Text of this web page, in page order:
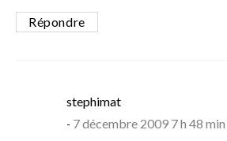
Répondre
stephimatsays:
7 décembre 2009 7 h 48 min